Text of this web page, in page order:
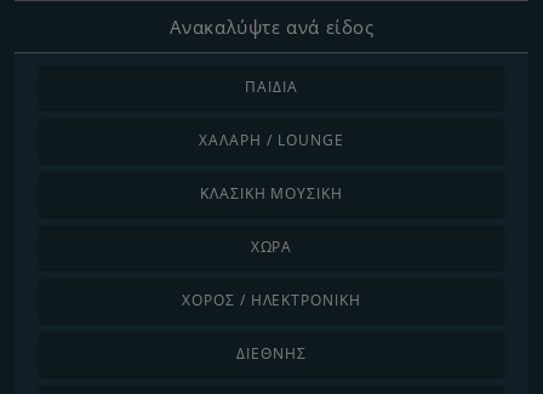
Ανακαλύψτε ανά είδος
ΠΑΙΔΙΆ
ΧΑΛΑΡΉ / LOUNGE
ΚΛΑΣΙΚΉ ΜΟΥΣΙΚΉ
ΧΏΡΑ
ΧΟΡΌΣ / ΗΛΕΚΤΡΟΝΙΚΉ
ΔΙΕΘΝΉΣ